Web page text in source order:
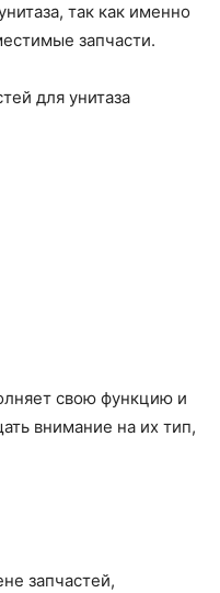
так как именно
запчасти.
для унитаза
свою функцию и
внимание на их тип,
запчастей,